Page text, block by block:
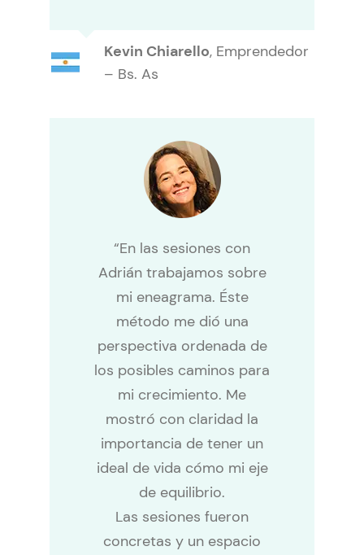
Kevin Chiarello, Emprendedor
– Bs. As
“En las sesiones con
Adrián trabajamos sobre
mi eneagrama. Éste
método me dió una
perspectiva ordenada de
los posibles caminos para
mi crecimiento. Me
mostró con claridad la
importancia de tener un
ideal de vida cómo mi eje
de equilibrio.
Las sesiones fueron
concretas y un espacio